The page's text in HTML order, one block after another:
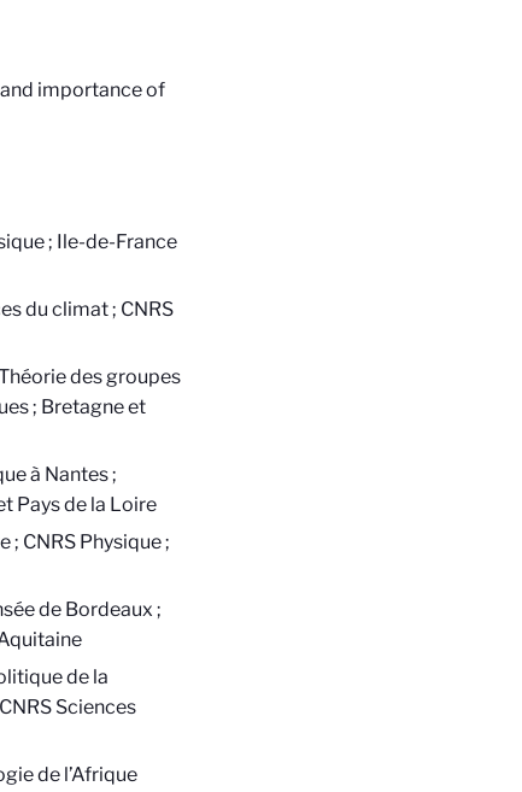
importance of
; Ile-de-France
du climat ; CNRS
des groupes
; Bretagne et
à Nantes ;
Pays de la Loire
CNRS Physique ;
de Bordeaux ;
de la
Sciences
de l’Afrique